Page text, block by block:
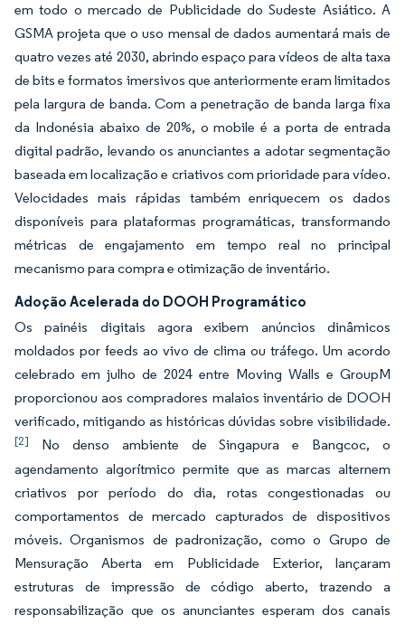
em todo o mercado de Publicidade do Sudeste Asiático. A
GSMA projeta que o uso mensal de dados aumentará mais de
quatro vezes até 2030, abrindo espaço para vídeos de alta taxa
de bits e formatos imersivos que anteriormente eram limitados
pela largura de banda. Com a penetração de banda larga fixa
da Indonésia abaixo de 20%, o mobile é a porta de entrada
digital padrão, levando os anunciantes a adotar segmentação
baseada em localização e criativos com prioridade para vídeo.
Velocidades mais rápidas também enriquecem os dados
disponíveis para plataformas programáticas, transformando
métricas de engajamento em tempo real no principal
mecanismo para compra e otimização de inventário.
Adoção Acelerada do DOOH Programático
Os painéis digitais agora exibem anúncios dinâmicos
moldados por feeds ao vivo de clima ou tráfego. Um acordo
celebrado em julho de 2024 entre Moving Walls e GroupM
proporcionou aos compradores malaios inventário de DOOH
verificado, mitigando as históricas dúvidas sobre visibilidade.
[2]
No denso ambiente de Singapura e Bangcoc, o
agendamento algorítmico permite que as marcas alternem
criativos por período do dia, rotas congestionadas ou
comportamentos de mercado capturados de dispositivos
móveis. Organismos de padronização, como o Grupo de
Mensuração Aberta em Publicidade Exterior, lançaram
estruturas de impressão de código aberto, trazendo a
responsabilização que os anunciantes esperam dos canais